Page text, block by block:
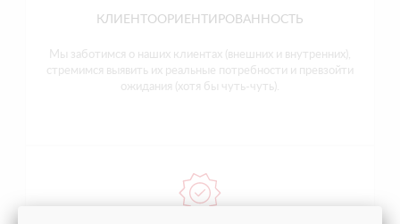
КЛИЕНТООРИЕНТИРОВАННОСТЬ
Мы заботимся о наших клиентах (внешних и внутренних),
стремимся выявить их реальные потребности и превзойти
ожидания (хотя бы чуть-чуть).